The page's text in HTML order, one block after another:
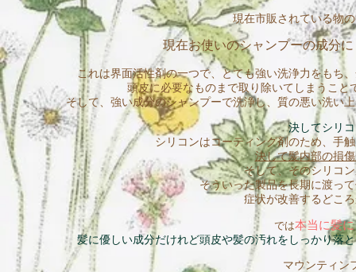
現在市販されている物
現在お使いのシャンプーの成分に
これは界面活性剤の一つで、とても強い洗浄力をもち
頭皮に必要なものまで取り除いてしまうこ
そして、強い成分のシャンプーで洗浄し、質の悪い洗い
決してシリ
シリコンはコーティング剤のため、手
決して髪内部の損
そして、そのシリコ
そういった製品を長期に渡っ
症状が改善するどこ
では本当に髪
髪に優しい成分だけれど頭皮や髪の汚れをしっかり落
マウンティン